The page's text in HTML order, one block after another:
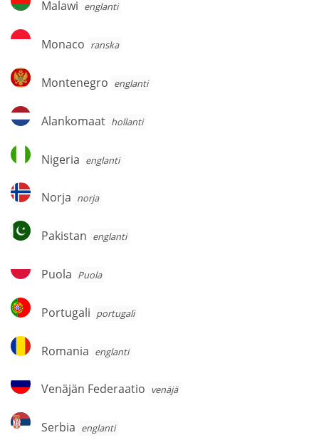
Malawi englanti
Monaco
Monaco ranska
Montenegro
Montenegro englanti
Alankomaat
Alankomaat hollanti
Nigeria
Nigeria englanti
Norja
Norja norja
Pakistan
Pakistan englanti
Puola
Puola Puola
Portugali
Portugali portugali
Romania
Romania englanti
Venäjän
Federaatio
Venäjän Federaatio venäjä
Serbia
Serbia englanti